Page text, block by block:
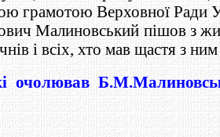
грамотою Верховної Ради
Малиновський пішов з
і всіх, хто мав щастя з
які очолював